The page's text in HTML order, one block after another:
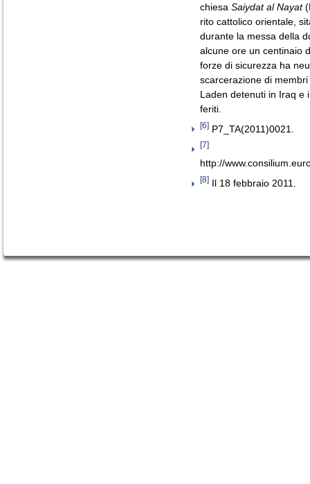
chiesa Saiydat al Nayat
rito cattolico orientale,
durante la messa della
alcune ore un centinaio
forze di sicurezza ha
scarcerazione di
Laden detenuti in Iraq e
feriti.
[6] P7_TA(2011)0021.
[7]
http://
[8] Il 18 febbraio 2011.